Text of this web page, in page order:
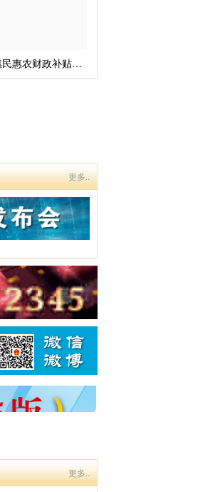
青海省惠民惠农财政补贴政策项目之【农村牧区独生子女、双女户死亡伤残家庭困难扶助制度】
更多..
更多..